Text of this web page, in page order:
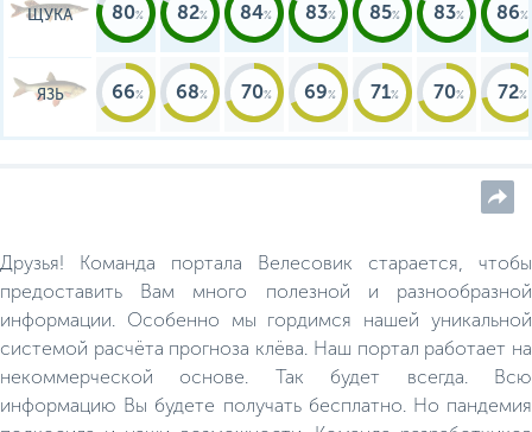
ЩУКА 80 82 84 83 85 83 86
ЯЗЬ 66 68 70 69 71 70 72
Друзья! Команда портала Велесовик старается, чтобы
предоставить Вам много полезной и разнообразной
информации. Особенно мы гордимся нашей уникальной
системой расчёта прогноза клёва. Наш портал работает на
некоммерческой основе. Так будет всегда. Всю
информацию Вы будете получать бесплатно. Но пандемия